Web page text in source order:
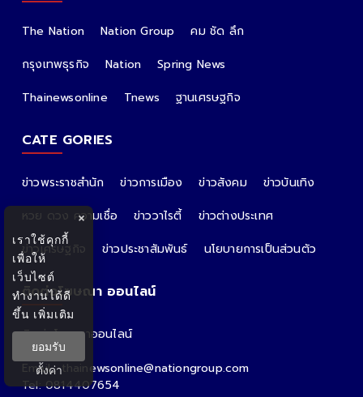
The Nation Nation Group
คม ชัด ลึก
กรุงเทพธุรกิจ
Nation
Spring News
Thainewsonline
Tnews ฐานเศรษฐกิจ
CATE GORIES
ข่าวพระราชสำนัก ข่าวการเมือง ข่าวสังคม
ข่าวบันเทิง
หวย ดวง ความเชื่อ
ข่าววาไรตี้
ข่าวต่างประเทศ
ข่าวเศรษฐกิจ
ข่าวประชาสัมพันธ์ นโยบายการเป็นส่วนตัว
ติดต่อโฆษณา ออนไลน์
ติดต่อโฆษณาออนไลน์
คุณอ้อ
Email : thainewsonline@nationgroup.com
Tel: 0814407654
×
เราใช้คุกกี้
เพื่อให้
เว็บไซต์
ทำงานได้ดี
ขึ้น เพิ่มเติม
ยอมรับ
ตั้งค่า